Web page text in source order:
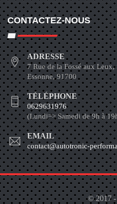
CONTACTEZ-NOUS
ADRESSE
7 Rue de la Fossé aux
Essonne, 91700
TÉLÉPHONE
0629631976
(Lundi=> Samedi de 9h à
EMAIL
contact@autotronic-
© 2017 -